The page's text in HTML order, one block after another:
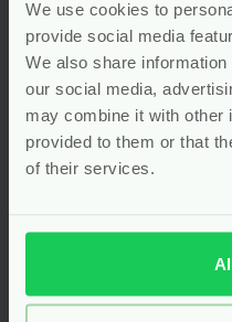
We use cookies to
provide social media
We also share
our social media,
may combine it with other
provided to them or that
of their services.
Stapeltoren
Sterren –
Voor20.95